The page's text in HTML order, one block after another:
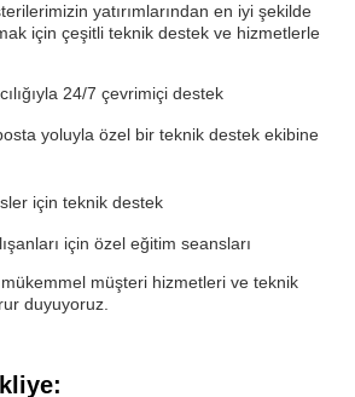
yatırımlarından en iyi şekilde
için çeşitli teknik destek ve hizmetlerle
24/7 çevrimiçi destek
yoluyla özel bir teknik destek ekibine
için teknik destek
için özel eğitim seansları
müşteri hizmetleri ve teknik
duyuyoruz.